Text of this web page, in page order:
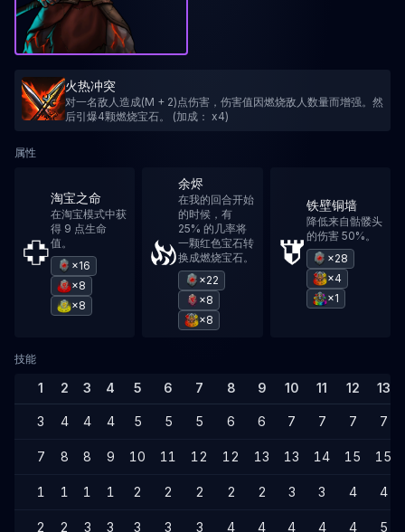
火热冲突
对一名敌人造成(M + 2)点伤害，伤害值因燃烧敌人数量而增强。然
后引爆4颗燃烧宝石。 (加成： x4)
属性
淘宝之命
在淘宝模式中获
得 9 点生命
值。
×16
×8
×8
余烬
在我的回合开始
的时候，有
25% 的几率将
一颗红色宝石转
换成燃烧宝石。
×22
×8
×8
铁壁铜墙
降低来自骷髅头
的伤害 50%。
×28
×4
×1
技能
1 2 3 4 5 6 7 8 9 10 11 12 13
3 4 4 4 5 5 5 6 6 7 7 7 7
7 8 8 9 10 11 12 12 13 13 14 15 15
1 1 1 1 2 2 2 2 2 3 3 4 4
2 2 3 3 3 3 3 4 4 4 4 4 5